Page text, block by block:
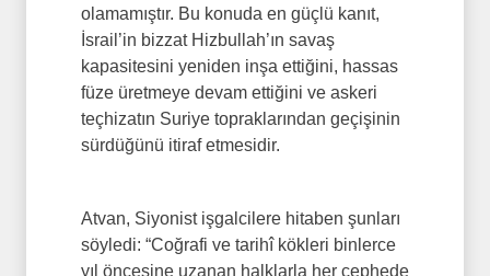
olamamıştır. Bu konuda en güçlü kanıt,
İsrail’in bizzat Hizbullah’ın savaş
kapasitesini yeniden inşa ettiğini, hassas
füze üretmeye devam ettiğini ve askeri
teçhizatın Suriye topraklarından geçişinin
sürdüğünü itiraf etmesidir.
Atvan, Siyonist işgalcilere hitaben şunları
söyledi: “Coğrafi ve tarihî kökleri binlerce
yıl öncesine uzanan halklarla her cephede